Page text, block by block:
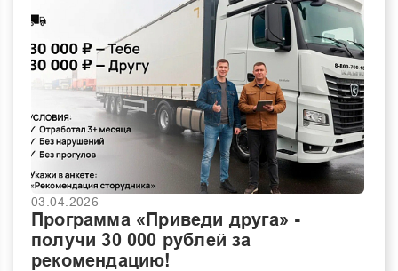
03.04.2026
Программа «Приведи друга» -
получи 30 000 рублей за
рекомендацию!